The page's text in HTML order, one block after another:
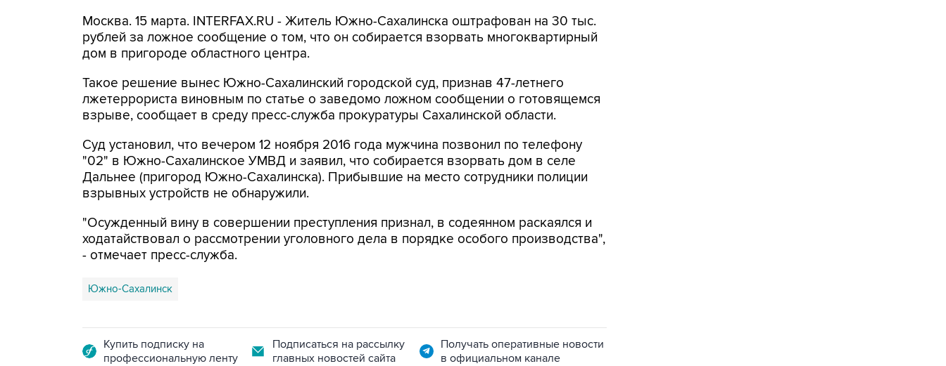
Москва. 15 марта. INTERFAX.RU - Житель Южно-Сахалинска оштрафован на 30 тыс.
рублей за ложное сообщение о том, что он собирается взорвать многоквартирный
дом в пригороде областного центра.
Такое решение вынес Южно-Сахалинский городской суд, признав 47-летнего
лжетеррориста виновным по статье о заведомо ложном сообщении о готовящемся
взрыве, сообщает в среду пресс-служба прокуратуры Сахалинской области.
Суд установил, что вечером 12 ноября 2016 года мужчина позвонил по телефону
"02" в Южно-Сахалинское УМВД и заявил, что собирается взорвать дом в селе
Дальнее (пригород Южно-Сахалинска). Прибывшие на место сотрудники полиции
взрывных устройств не обнаружили.
"Осужденный вину в совершении преступления признал, в содеянном раскаялся и
ходатайствовал о рассмотрении уголовного дела в порядке особого производства",
- отмечает пресс-служба.
Южно-Сахалинск
Купить подписку на
профессиональную ленту
Подписаться на рассылку
главных новостей сайта
Получать оперативные новости
в официальном канале